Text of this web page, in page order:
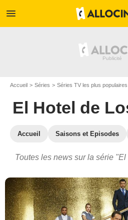
menu
Accueil Séries Séries TV les plus populaires
El Hotel de
Accueil Saisons et Episodes
Toutes les news sur la série